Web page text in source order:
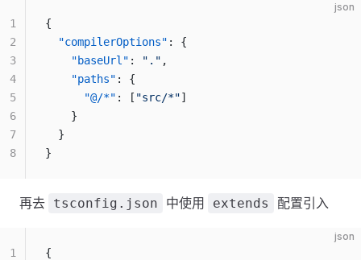
json
{
  "compilerOptions"
: {
    "baseUrl"
: "." ,
    "paths"
: {
      "@/*"
: [ "src/*"]
    }
  }
}
1
2
3
4
5
6
7
8
再去 tsconfig.json 中使用 extends 配置引入
json
{
1